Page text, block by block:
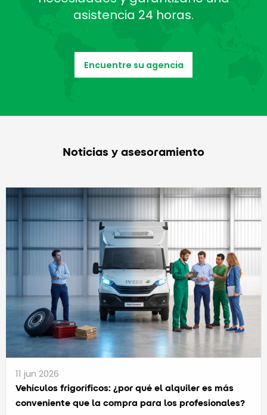
asistencia 24 horas.
Encuentre su agencia
Noticias y asesoramiento
11 jun 2026
Vehículos frigoríficos: ¿por qué el alquiler es más
conveniente que la compra para los profesionales?